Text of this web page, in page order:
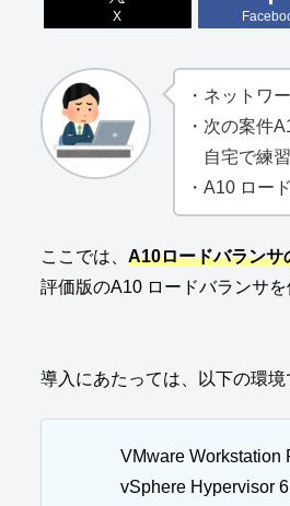
X
・ネットワ
・次の案件
自宅で練習
・A10 ロー
ここでは、 A10ロードバランサ
評価版のA10 ロードバランサ
導入にあたっては、以下の環境
VMware Workstation
vSphere Hypervisor